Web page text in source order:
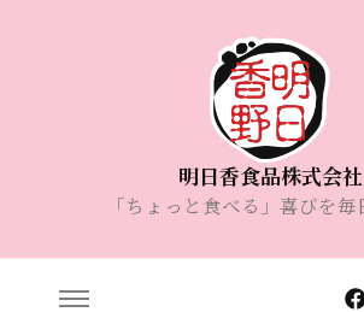
明日香食品株式会社
「ちょっと食べる」喜びを